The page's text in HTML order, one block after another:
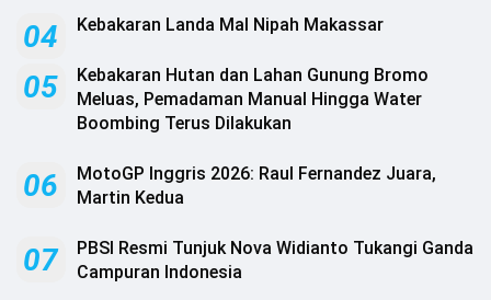
04 Kebakaran Landa Mal Nipah Makassar
05
‎Kebakaran Hutan dan Lahan Gunung Bromo
Meluas, Pemadaman Manual Hingga Water
Boombing Terus Dilakukan ‎
06
MotoGP Inggris 2026: Raul Fernandez Juara,
Martin Kedua
07
PBSI Resmi Tunjuk Nova Widianto Tukangi Ganda
Campuran Indonesia